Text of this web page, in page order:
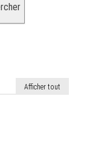
Afficher tout